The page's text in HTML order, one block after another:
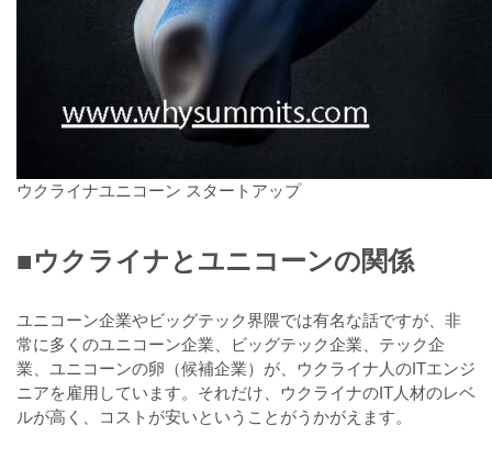
ウクライナユニコーン スタートアップ
■ウクライナとユニコーンの関係
ユニコーン企業やビッグテック界隈では有名な話ですが、非
常に多くのユニコーン企業、ビッグテック企業、テック企
業、ユニコーンの卵（候補企業）が、ウクライナ人のITエンジ
ニアを雇用しています。それだけ、ウクライナのIT人材のレベ
ルが高く、コストが安いということがうかがえます。